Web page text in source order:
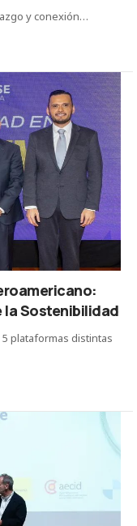
y conexión…
la Sostenibilidad
plataformas distintas